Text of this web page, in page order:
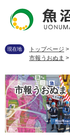
先
す
。
を
し
て
本
文
へ
現在地 トップページ >
市報うおぬま >
市報うおぬま